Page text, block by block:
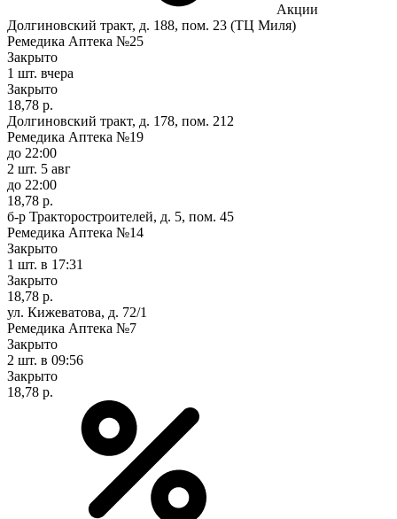
Акции
Долгиновский тракт, д. 188, пом. 23 (ТЦ Миля)
Ремедика Аптека №25
Закрыто
1 шт. вчера
Закрыто
18,78 р.
Долгиновский тракт, д. 178, пом. 212
Ремедика Аптека №19
до 22:00
2 шт. 5 авг
до 22:00
18,78 р.
б-р Тракторостроителей, д. 5, пом. 45
Ремедика Аптека №14
Закрыто
1 шт. в 17:31
Закрыто
18,78 р.
ул. Кижеватова, д. 72/1
Ремедика Аптека №7
Закрыто
2 шт. в 09:56
Закрыто
18,78 р.